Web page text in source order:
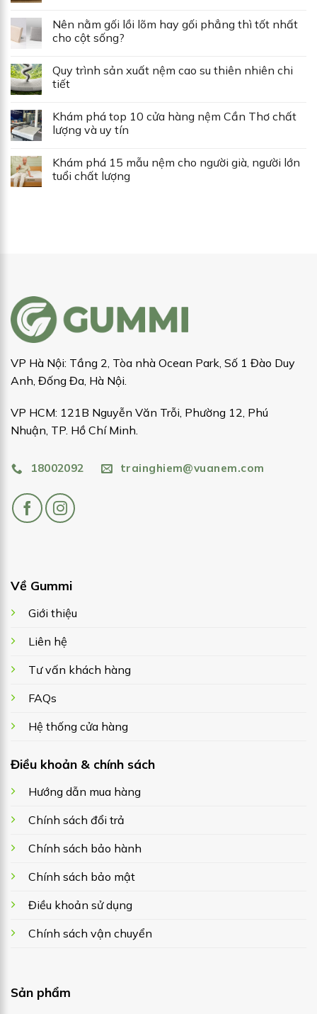
Nên nằm gối lồi lõm hay gối phẳng thì tốt nhất
cho cột sống?
Quy trình sản xuất nệm cao su thiên nhiên chi
tiết
Khám phá top 10 cửa hàng nệm Cần Thơ chất
lượng và uy tín
Khám phá 15 mẫu nệm cho người già, người lớn
tuổi chất lượng
VP Hà Nội: Tầng 2, Tòa nhà Ocean Park, Số 1 Đào Duy
Anh, Đống Đa, Hà Nội.
VP HCM: 121B Nguyễn Văn Trỗi, Phường 12, Phú
Nhuận, TP. Hồ Chí Minh.
18002092 trainghiem@vuanem.com
Về Gummi
Giới thiệu
Liên hệ
Tư vấn khách hàng
FAQs
Hệ thống cửa hàng
Điều khoản & chính sách
Hướng dẫn mua hàng
Chính sách đổi trả
Chính sách bảo hành
Chính sách bảo mật
Điều khoản sử dụng
Chính sách vận chuyển
Sản phẩm